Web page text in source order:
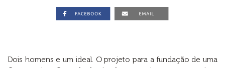
Dois homens e um ideal. O projeto para a fundação de uma